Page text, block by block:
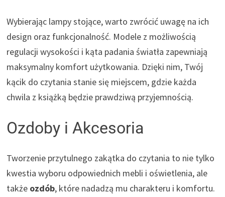
Wybierając lampy stojące, warto zwrócić uwagę na ich
design oraz funkcjonalność. Modele z możliwością
regulacji wysokości i kąta padania światła zapewniają
maksymalny komfort użytkowania. Dzięki nim, Twój
kącik do czytania stanie się miejscem, gdzie każda
chwila z książką będzie prawdziwą przyjemnością.
Ozdoby i Akcesoria
Tworzenie przytulnego zakątka do czytania to nie tylko
kwestia wyboru odpowiednich mebli i oświetlenia, ale
także ozdób, które nadadzą mu charakteru i komfortu.